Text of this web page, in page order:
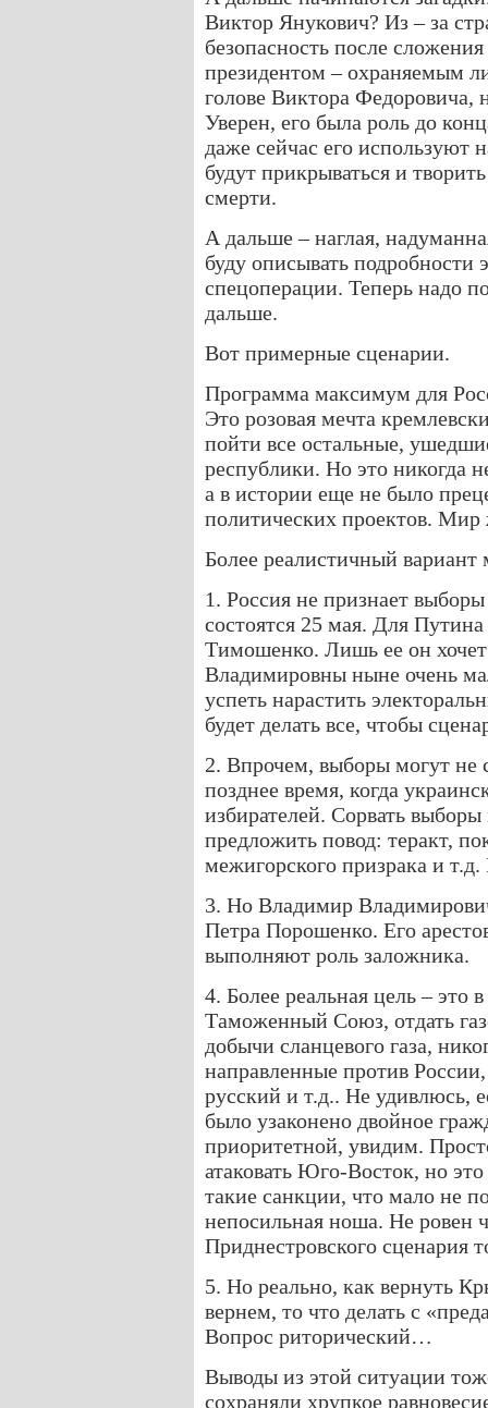
Виктор Янукович? Из – за
безопасность после
президентом – охраняемым
голове Виктора Федоровича,
Уверен, его была роль до
даже сейчас его
будут прикрываться и
смерти.
А дальше – наглая,
буду описывать подробности
спецоперации. Теперь надо
дальше.
Вот примерные сценарии.
Программа максимум для
Это розовая мечта
пойти все остальные,
республики. Но это никогда
а в истории еще не было
политических проектов.
Более реалистичный
1. Россия не признает
состоятся 25 мая. Для
Тимошенко. Лишь ее он
Владимировны ныне очень
успеть нарастить
будет делать все, чтобы
2. Впрочем, выборы могут не
позднее время, когда
избирателей. Сорвать
предложить повод: теракт,
межигорского призрака и
3. Но Владимир
Петра Порошенко. Его
выполняют роль заложника.
4. Более реальная цель – это
Таможенный Союз, отдать
добычи сланцевого газа,
направленные против
русский и т.д.. Не удивлюсь,
было узаконено двойное
приоритетной, увидим.
атаковать Юго-Восток, но
такие санкции, что мало не
непосильная ноша. Не ровен
Приднестровского сценария
5. Но реально, как вернуть
вернем, то что делать с
Вопрос риторический…
Выводы из этой ситуации
сохраняли хрупкое